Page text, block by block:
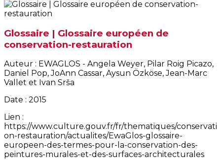
Glossaire | Glossaire européen de
conservation-restauration
Auteur : EWAGLOS - Angela Weyer, Pilar Roig Picazo,
Daniel Pop, JoAnn Cassar, Aysun Özköse, Jean-Marc
Vallet et Ivan Srša
Date : 2015
Lien :
https://www.culture.gouv.fr/fr/thematiques/conservati
on-restauration/actualites/EwaGlos-glossaire-
europeen-des-termes-pour-la-conservation-des-
peintures-murales-et-des-surfaces-architecturales